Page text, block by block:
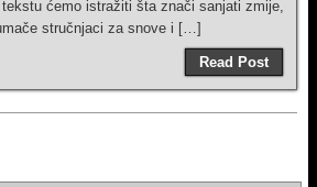
ćemo istražiti šta znači sanjati zmije,
stručnjaci za snove i […]
Read Post